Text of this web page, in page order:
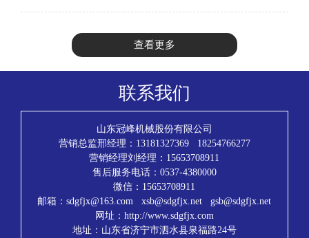
查看更多
联系我们
山东冠峰机械股份有限公司
营销总监邢经理：13181327369 18254766277
营销经理刘经理：15653708911
售后服务电话：0537-4380000
微信：15653708911
邮箱：sdgfjx@163.com xsb@sdgfjx.net gsb@sdgfjx.net
网址：http://www.sdgfjx.com
地址：山东省济宁市泗水县泉福路24号